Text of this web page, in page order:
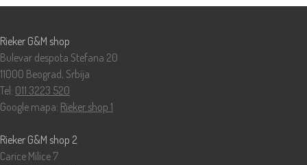
Rieker G&M shop
Bulevar despota Stefana 20
11000 Beograd, Srbija
Tel: 011 3223 520
Google mapa: Rieker shop 1
Rieker G&M shop 2
Carice Milice 7